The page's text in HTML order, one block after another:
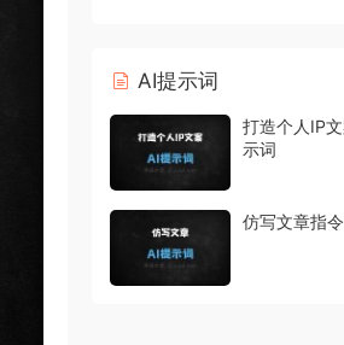
AI提示词
打造个人IP
示词
仿写文章指